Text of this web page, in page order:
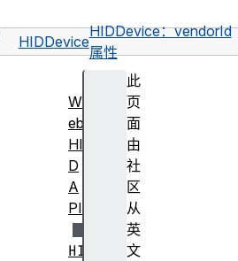
HIDDevice
HIDDevice：vendorId
属性
此
页
面
由
社
区
从
英
文
W
eb
HI
D
A
PI
HI